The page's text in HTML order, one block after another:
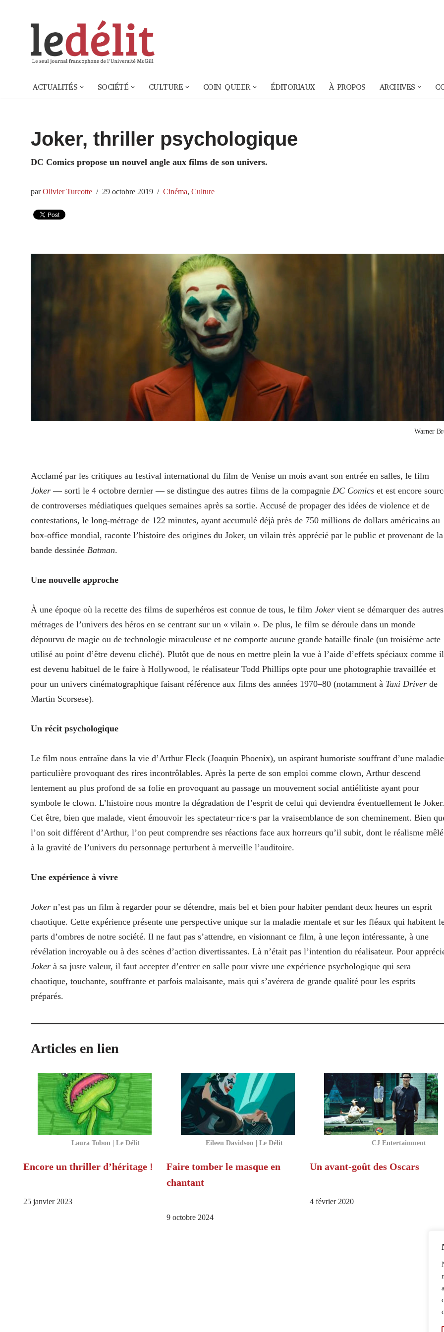
ACTUALITÉS SOCIÉTÉ CULTURE COIN QUEER ÉDITORIAUX À PROPOS ARCHIVES
Joker, thriller psychologique
DC Comics propose un nouvel angle aux films de son univers.
parOlivier Turcotte 29 octobre 2019 Cinéma, Culture
Warner
Acclamé par les critiques au festival international du film de Venise un mois avant son entrée en salles, le film
Joker — sorti le 4 octobre dernier — se distingue des autres films de la compagnie DC Comics et est encore
de controverses médiatiques quelques semaines après sa sortie. Accusé de propager des idées de violence et de
contestations, le long-métrage de 122 minutes, ayant accumulé déjà près de 750 millions de dollars américains au
box-office mondial, raconte l’histoire des origines du Joker, un vilain très apprécié par le public et provenant de la
bande dessinée Batman.
Une nouvelle approche
À une époque où la recette des films de superhéros est connue de tous, le film Joker vient se démarquer des autres
métrages de l’univers des héros en se centrant sur un « vilain ». De plus, le film se déroule dans un monde
dépourvu de magie ou de technologie miraculeuse et ne comporte aucune grande bataille finale (un troisième acte
utilisé au point d’être devenu cliché). Plutôt que de nous en mettre plein la vue à l’aide d’effets spéciaux comme il
est devenu habituel de le faire à Hollywood, le réalisateur Todd Phillips opte pour une photographie travaillée et
pour un univers cinématographique faisant référence aux films des années 1970–80 (notamment à Taxi Driver de
Martin Scorsese).
Un récit psychologique
Le film nous entraîne dans la vie d’Arthur Fleck (Joaquin Phoenix), un aspirant humoriste souffrant d’une maladie
particulière provoquant des rires incontrôlables. Après la perte de son emploi comme clown, Arthur descend
lentement au plus profond de sa folie en provoquant au passage un mouvement social antiélitiste ayant pour
symbole le clown. L’histoire nous montre la dégradation de l’esprit de celui qui deviendra éventuellement le Joker.
Cet être, bien que malade, vient émouvoir les spectateur·rice·s par la vraisemblance de son cheminement. Bien
l’on soit différent d’Arthur, l’on peut comprendre ses réactions face aux horreurs qu’il subit, dont le réalisme mêlé
à la gravité de l’univers du personnage perturbent à merveille l’auditoire.
Une expérience à vivre
Joker n’est pas un film à regarder pour se détendre, mais bel et bien pour habiter pendant deux heures un esprit
chaotique. Cette expérience présente une perspective unique sur la maladie mentale et sur les fléaux qui habitent
parts d’ombres de notre société. Il ne faut pas s’attendre, en visionnant ce film, à une leçon intéressante, à une
révélation incroyable ou à des scènes d’action divertissantes. Là n’était pas l’intention du réalisateur. Pour
Joker à sa juste valeur, il faut accepter d’entrer en salle pour vivre une expérience psychologique qui sera
chaotique, touchante, souffrante et parfois malaisante, mais qui s’avérera de grande qualité pour les esprits
préparés.
Articles en lien
Laura Tobon | Le Délit
Encore un thriller d’héritage !
25 janvier 2023
Eileen Davidson | Le Délit
Faire tomber le masque en
chantant
9 octobre 2024
CJ Entertainment
Un avant-goût des Oscars
4 février 2020